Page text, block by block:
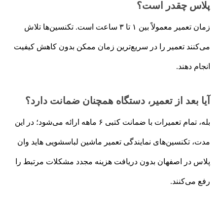
پلاس چقدر است؟
زمان تعمیر معمولاً بین ۱ تا ۳ ساعت است. تکنسین‌ها تلاش
می‌کنند تعمیر را در سریع‌ترین زمان ممکن بدون کاهش کیفیت
انجام دهند.
آیا بعد از تعمیر، دستگاه همچنان ضمانت دارد؟
بله، تمام تعمیرات با ضمانت کتبی ۶ ماهه ارائه می‌شود؛ در این
مدت، تکنسین‌های نمایندگی تعمیر ماشین لباسشویی هاید وان
پلاس در اصفهان بدون دریافت هزینه مجدد مشکلات مرتبط را
رفع می‌کنند.